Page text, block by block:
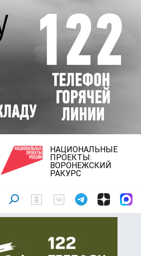
НАЦИОНАЛЬНЫЕ
ПРОЕКТЫ:
ВОРОНЕЖСКИЙ
РАКУРС